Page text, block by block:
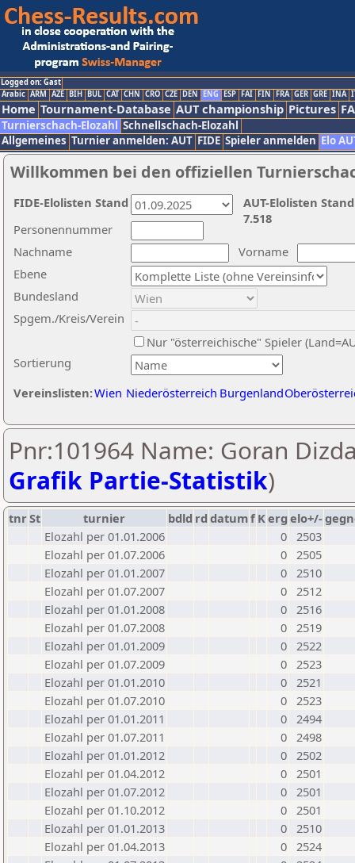
Logged on: Gast
Arabic ARM AZE BIH BUL CAT CHN CRO CZE DEN ENG ESP FAI FIN FRA GER GRE INA
Home Tournament-Database AUT championship Pictures
Turnierschach-Elozahl Schnellschach-Elozahl
Allgemeines Turnier anmelden: AUT FIDE Spieler anmelden Elo
Willkommen bei den offiziellen
Nachname
Vorname
Ebene
Sortierung
Personennummer
Bundesland
Spgem./Kreis/Verein
Nur "österreichische" Spieler
Vereinslisten:Wien Niederösterreich Burgenland
AUT-Elolisten
7.518
FIDE-Elolisten Stand
Pnr:101964 Name: Goran
Grafik Partie-Statistik)
tnrSt turnier bdld rd datumf Kerg elo+/-
Elozahl per 01.01.2006
0 2503
Elozahl per 01.07.2006
0 2505
Elozahl per 01.01.2007
0 2510
Elozahl per 01.07.2007
0 2512
Elozahl per 01.01.2008
0 2516
Elozahl per 01.07.2008
0 2519
Elozahl per 01.01.2009
0 2522
Elozahl per 01.07.2009
0 2523
Elozahl per 01.01.2010
0 2521
Elozahl per 01.07.2010
0 2523
Elozahl per 01.01.2011
0 2494
Elozahl per 01.07.2011
0 2498
Elozahl per 01.01.2012
0 2502
Elozahl per 01.04.2012
0 2501
Elozahl per 01.07.2012
0 2501
Elozahl per 01.10.2012
0 2501
Elozahl per 01.01.2013
0 2510
Elozahl per 01.04.2013
0 2524